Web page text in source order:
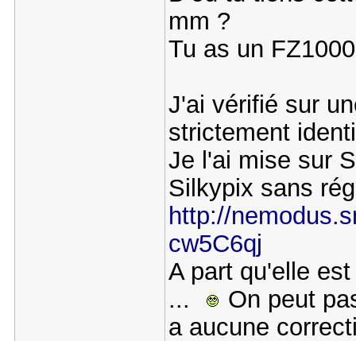
mm ?
Tu as un
J'ai vérifié sur
strictement
Je l'ai mise sur
Silkypix sans
http://
cw5C6qj
A part qu'elle
...
On peut
a aucune